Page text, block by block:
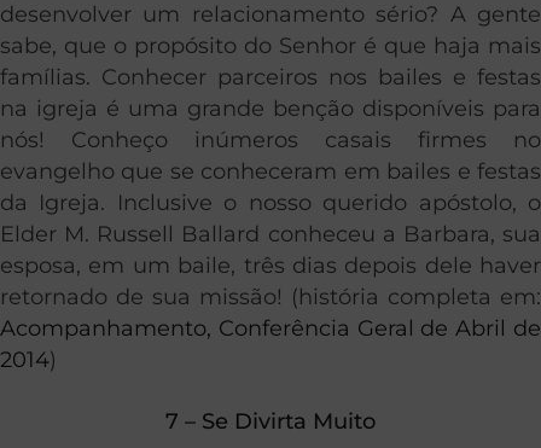
desenvolver um relacionamento sério? A gente
sabe, que o propósito do Senhor é que haja mais
famílias. Conhecer parceiros nos bailes e festas
na igreja é uma grande benção disponíveis para
nós! Conheço inúmeros casais firmes no
evangelho que se conheceram em bailes e festas
da Igreja. Inclusive o nosso querido apóstolo, o
Elder M. Russell Ballard conheceu a Barbara, sua
esposa, em um baile, três dias depois dele haver
retornado de sua missão! (história completa em:
Acompanhamento, Conferência Geral de Abril de
2014)
7 – Se Divirta Muito